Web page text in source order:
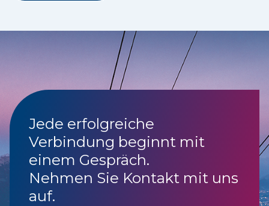
Jede erfolgreiche
Verbindung beginnt mit
einem Gespräch.
Nehmen Sie Kontakt mit uns
auf.